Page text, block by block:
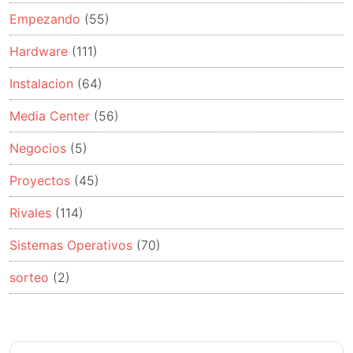
Empezando (55)
Hardware (111)
Instalacion (64)
Media Center (56)
Negocios (5)
Proyectos (45)
Rivales (114)
Sistemas Operativos (70)
sorteo (2)